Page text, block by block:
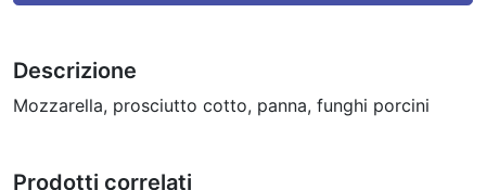
Descrizione
Mozzarella, prosciutto cotto, panna, funghi porcini
Prodotti correlati